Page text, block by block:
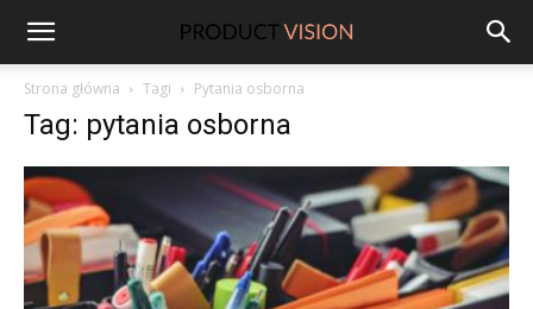
ProductVision
Strona główna Tagi Pytania osborna
Tag: pytania osborna